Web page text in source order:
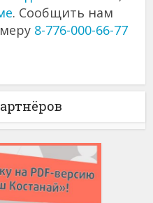
. Сообщить нам
8-776-000-66-77